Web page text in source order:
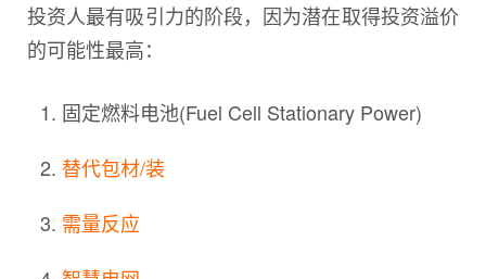
投资人最有吸引力的阶段，因为潜在取得投资溢价
的可能性最高：
固定燃料电池(Fuel Cell Stationary Power)
替代包材/装
需量反应